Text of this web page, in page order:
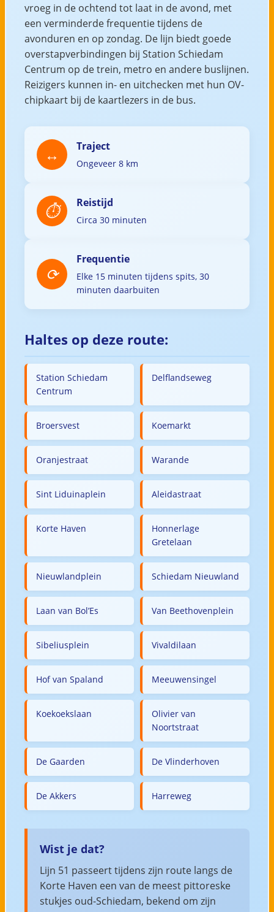
vroeg in de ochtend tot laat in de avond, met
een verminderde frequentie tijdens de
avonduren en op zondag. De lijn biedt goede
overstapverbindingen bij Station Schiedam
Centrum op de trein, metro en andere buslijnen.
Reizigers kunnen in- en uitchecken met hun OV-
chipkaart bij de kaartlezers in de bus.
Traject
Ongeveer 8 km
Reistijd
Circa 30 minuten
Frequentie
Elke 15 minuten tijdens spits, 30
minuten daarbuiten
Haltes op deze route:
Station Schiedam
Centrum
Delflandseweg
Broersvest Koemarkt
Oranjestraat Warande
Sint Liduinaplein Aleidastraat
Korte Haven
Honnerlage
Gretelaan
Nieuwlandplein Schiedam Nieuwland
Laan van Bol’Es Van Beethovenplein
Sibeliusplein Vivaldilaan
Hof van Spaland Meeuwensingel
Koekoekslaan
Olivier van
Noortstraat
De Gaarden De Vlinderhoven
De Akkers Harreweg
Wist je dat?
Lijn 51 passeert tijdens zijn route langs de
Korte Haven een van de meest pittoreske
stukjes oud-Schiedam, bekend om zijn